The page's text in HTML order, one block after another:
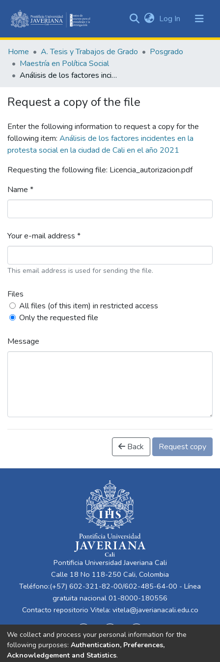
&
Collections
All of DSpace
Statistics
Log In (current)
Home A. Tesis y Trabajos de Grado
Posgrado
Maestría en Política Social
Análisis de los factores incidentes en la protesta social en la ciudad de Cali en el año 2021
Request a copy of the file
Enter the following information to request a copy for the
following item: Análisis de los factores incidentes en la
protesta social en la ciudad de Cali en el año 2021
Requesting the following file: Licencia_autorizacion.pdf
Name *
Your e-mail address *
This email address is used for sending the file.
Files
All files (of this item) in restricted access
Only the requested file
Message
Back Request copy
Pontificia Universidad Javeriana Cali
Calle 18 No 118-250 Cali, Colombia
Teléfono:(+57) 602-321-82-00/602-485-64-00 - Línea
gratuita nacional 01-8000-180556
Contacto repositorio Vitela: vitela@javerianacali.edu.co
We collect and process your personal information for the
following purposes: Authentication, Preferences,
Acknowledgement and Statistics.